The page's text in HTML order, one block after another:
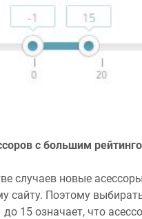
с большим
случаев новые
сайту. Поэтому
до 15 означает, что